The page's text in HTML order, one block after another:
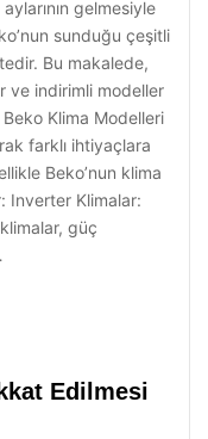
gelmesiyle
sunduğu çeşitli
Bu makalede,
ve indirimli modeller
Klima Modelleri
farklı ihtiyaçlara
Beko’nun klima
Inverter Klimalar:
güç
Edilmesi